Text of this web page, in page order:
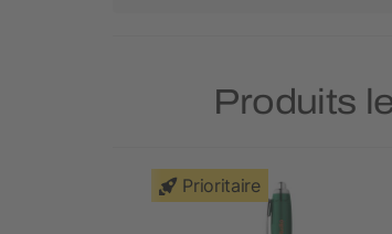
Produits
Prioritaire